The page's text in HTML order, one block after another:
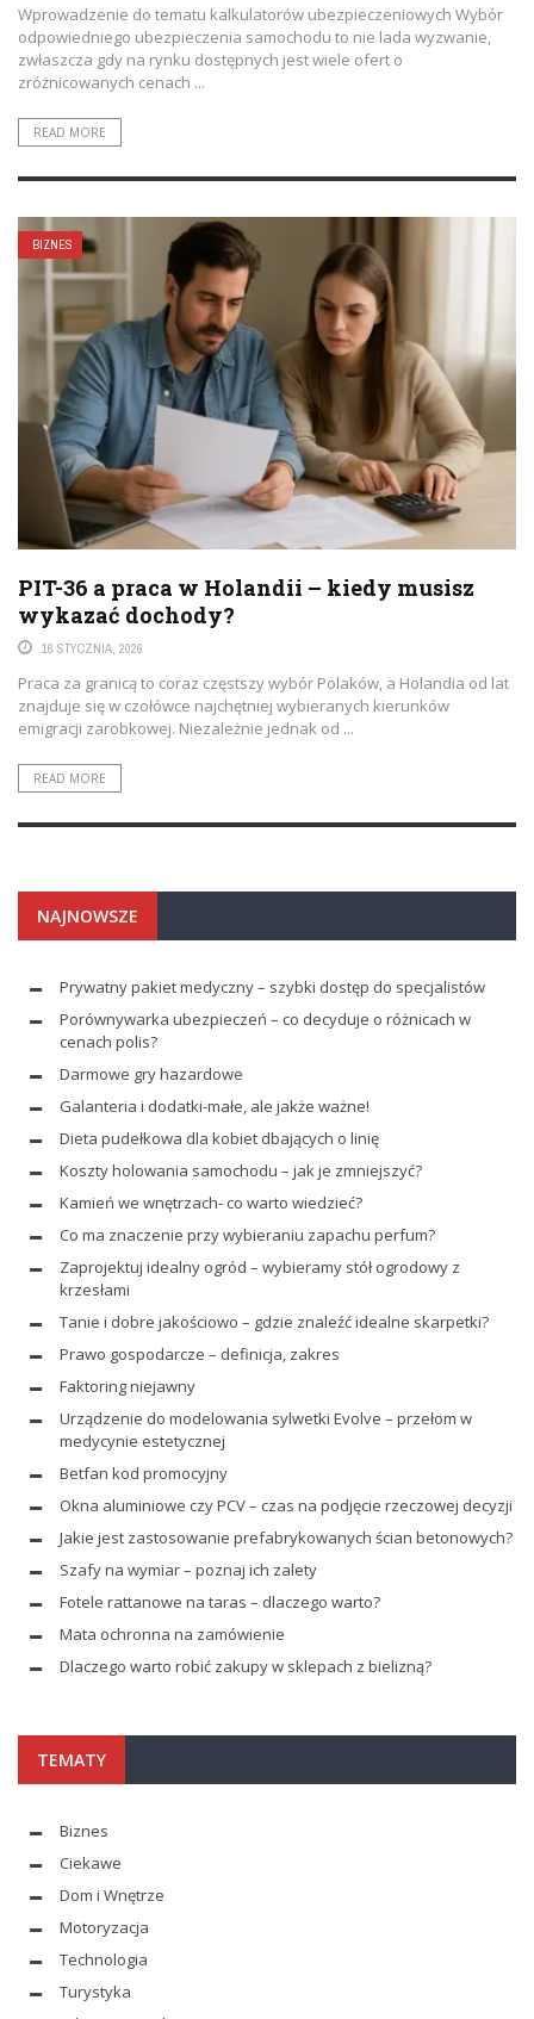
Wprowadzenie do tematu kalkulatorów ubezpieczeniowych Wybór
odpowiedniego ubezpieczenia samochodu to nie lada wyzwanie,
zwłaszcza gdy na rynku dostępnych jest wiele ofert o
zróżnicowanych cenach ...
READ MORE
BIZNES
PIT-36 a praca w Holandii – kiedy musisz
wykazać dochody?
16 STYCZNIA, 2026
Praca za granicą to coraz częstszy wybór Polaków, a Holandia od lat
znajduje się w czołówce najchętniej wybieranych kierunków
emigracji zarobkowej. Niezależnie jednak od ...
READ MORE
NAJNOWSZE
Prywatny pakiet medyczny – szybki dostęp do specjalistów
Porównywarka ubezpieczeń – co decyduje o różnicach w
cenach polis?
Darmowe gry hazardowe
Galanteria i dodatki-małe, ale jakże ważne!
Dieta pudełkowa dla kobiet dbających o linię
Koszty holowania samochodu – jak je zmniejszyć?
Kamień we wnętrzach- co warto wiedzieć?
Co ma znaczenie przy wybieraniu zapachu perfum?
Zaprojektuj idealny ogród – wybieramy stół ogrodowy z
krzesłami
Tanie i dobre jakościowo – gdzie znaleźć idealne skarpetki?
Prawo gospodarcze – definicja, zakres
Faktoring niejawny
Urządzenie do modelowania sylwetki Evolve – przełom w
medycynie estetycznej
Betfan kod promocyjny
Okna aluminiowe czy PCV – czas na podjęcie rzeczowej decyzji
Jakie jest zastosowanie prefabrykowanych ścian betonowych?
Szafy na wymiar – poznaj ich zalety
Fotele rattanowe na taras – dlaczego warto?
Mata ochronna na zamówienie
Dlaczego warto robić zakupy w sklepach z bielizną?
TEMATY
Biznes
Ciekawe
Dom i Wnętrze
Motoryzacja
Technologia
Turystyka